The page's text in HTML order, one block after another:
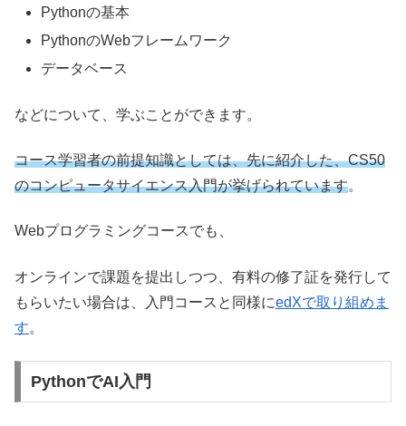
Pythonの基本
PythonのWebフレームワーク
データベース
などについて、学ぶことができます。
コース学習者の前提知識としては、先に紹介した、CS50
のコンピュータサイエンス入門が挙げられています。
Webプログラミングコースでも、
オンラインで課題を提出しつつ、有料の修了証を発行して
もらいたい場合は、入門コースと同様にedXで取り組めま
す。
PythonでAI入門